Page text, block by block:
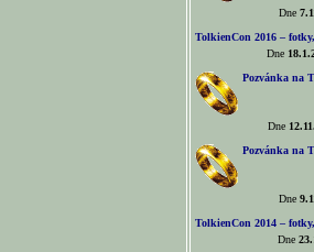
Dne
TolkienCon 2016 –
Dne
Pozvánka na
Dne
Pozvánka na
Dne
TolkienCon 2014 –
Dne